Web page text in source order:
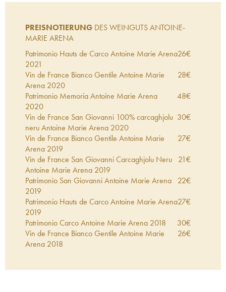
PREISNOTIERUNG DES WEINGUTS ANTOINE-
MARIE ARENA
Patrimonio Hauts de Carco Antoine Marie Arena
2021
26€
Vin de France Bianco Gentile Antoine Marie
Arena 2020
28€
Patrimonio Memoria Antoine Marie Arena
2020
48€
Vin de France San Giovanni 100% carcaghjolu
neru Antoine Marie Arena 2020
30€
Vin de France Bianco Gentile Antoine Marie
Arena 2019
27€
Vin de France San Giovanni Carcaghjolu Neru
Antoine Marie Arena 2019
21€
Patrimonio San Giovanni Antoine Marie Arena
2019
22€
Patrimonio Hauts de Carco Antoine Marie Arena
2019
27€
Patrimonio Carco Antoine Marie Arena 2018 30€
Vin de France Bianco Gentile Antoine Marie
Arena 2018
26€